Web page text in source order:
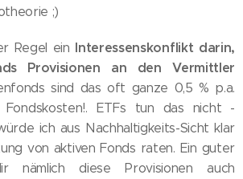
;)
Regel ein Interessenskonflikt darin,
Provisionen an den Vermittler
sind das oft ganze 0,5 % p.a.
ETFs tun das nicht -
ich aus Nachhaltigkeits-Sicht klar
von aktiven Fonds raten. Ein guter
nämlich diese Provisionen auch